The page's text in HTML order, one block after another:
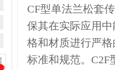
CF型单法兰松套
保其在实际应用
格和材质进行严
标准和规范。C2F